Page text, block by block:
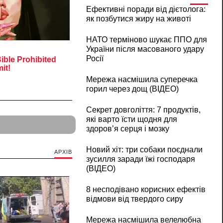
АРХІВ
Ефективні поради від дієтолога:
як позбутися жиру на животі
НАТО терміново шукає ППО для
України після масованого удару
Росії
Мережа насмішила суперечка
горил через дощ (ВІДЕО)
Секрет довголіття: 7 продуктів,
які варто їсти щодня для
здоров’я серця і мозку
Новий хіт: три собаки поєднали
зусилля заради їжі господаря
(ВІДЕО)
8 несподівано корисних ефектів
відмови від твердого сиру
Мережа насмішила велелюбна